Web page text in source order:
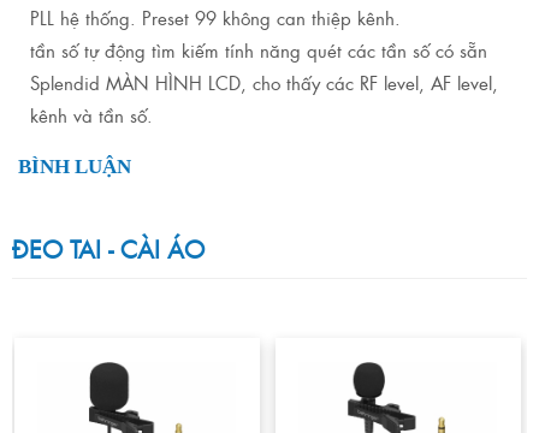
PLL hệ thống. Preset 99 không can thiệp kênh.
tần số tự động tìm kiếm tính năng quét các tần số có sẵn
Splendid MÀN HÌNH LCD, cho thấy các RF level, AF level,
kênh và tần số.
BÌNH LUẬN
ĐEO TAI - CÀI ÁO